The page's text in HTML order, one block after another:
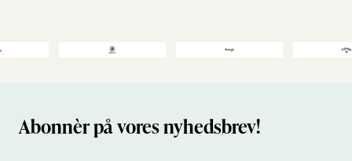
Abonnèr på vores nyhedsbrev!